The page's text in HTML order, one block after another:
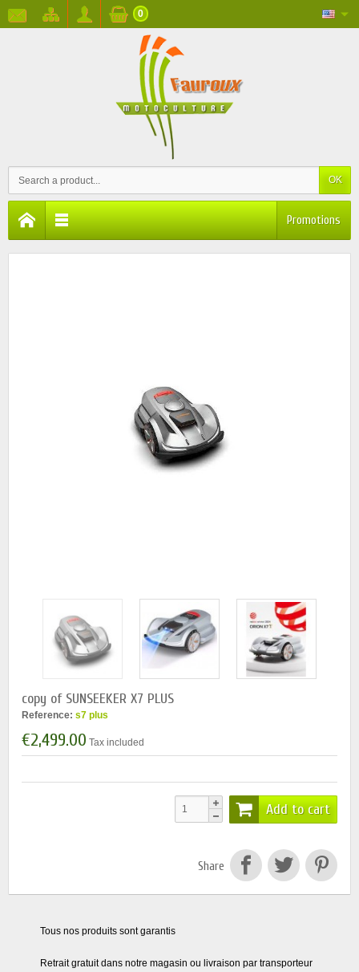
OK
0
Promotions
copy of SUNSEEKER X7 PLUS
Reference: s7 plus
€2,499.00 Tax included
Add to cart
Share
Tous nos produits sont garantis
Retrait gratuit dans notre magasin ou livraison par transporteur